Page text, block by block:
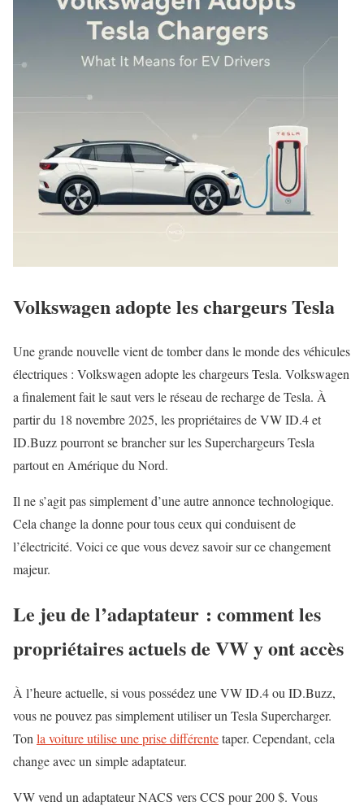
Volkswagen adopte les chargeurs Tesla
Une grande nouvelle vient de tomber dans le monde des véhicules
électriques : Volkswagen adopte les chargeurs Tesla. Volkswagen
a finalement fait le saut vers le réseau de recharge de Tesla. À
partir du 18 novembre 2025, les propriétaires de VW ID.4 et
ID.Buzz pourront se brancher sur les Superchargeurs Tesla
partout en Amérique du Nord.
Il ne s’agit pas simplement d’une autre annonce technologique.
Cela change la donne pour tous ceux qui conduisent de
l’électricité. Voici ce que vous devez savoir sur ce changement
majeur.
Le jeu de l’adaptateur : comment les
propriétaires actuels de VW y ont accès
À l’heure actuelle, si vous possédez une VW ID.4 ou ID.Buzz,
vous ne pouvez pas simplement utiliser un Tesla Supercharger.
Ton la voiture utilise une prise différentetaper. Cependant, cela
change avec un simple adaptateur.
VW vend un adaptateur NACS vers CCS pour 200 $. Vous